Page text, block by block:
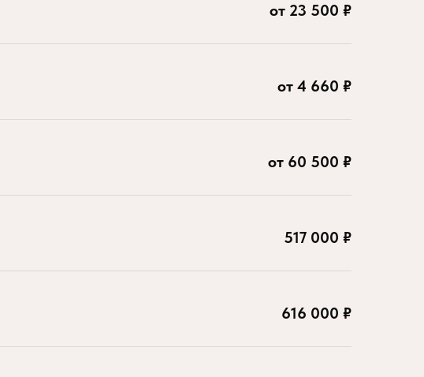
от 23 500 ₽
от 4 660 ₽
от 60 500 ₽
517 000 ₽
616 000 ₽